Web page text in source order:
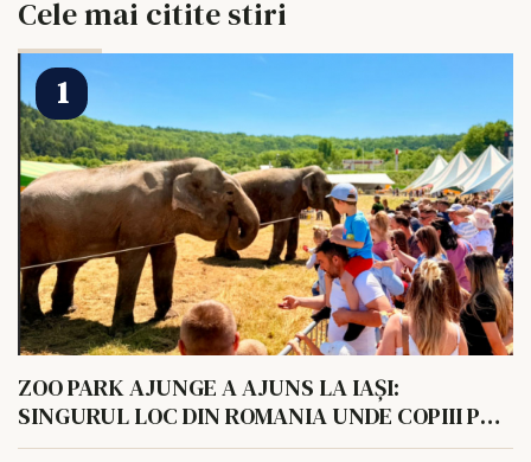
Cele mai citite stiri
ZOO PARK AJUNGE A AJUNS LA IAȘI:
SINGURUL LOC DIN ROMANIA UNDE COPIII POT
HRANI UN ELEFANT